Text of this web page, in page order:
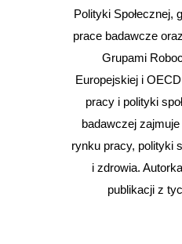
Polityki Społecznej,
prace badawcze
Grupami
Europejskiej i
pracy i polityki
badawczej
rynku pracy, polityki
i zdrowia.
publikacji z